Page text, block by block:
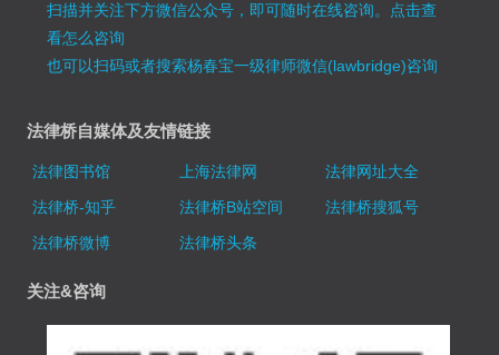
扫描并关注下方微信公众号，即可随时在线咨询。 点击查
看怎么咨询
也可以扫码或者搜索杨春宝一级律师微信(lawbridge)咨询
法律桥自媒体及友情链接
法律图书馆 上海法律网
法律网址大全
法律桥-知乎
法律桥B站空间
法律桥搜狐号
法律桥微博
法律桥头条
关注&咨询